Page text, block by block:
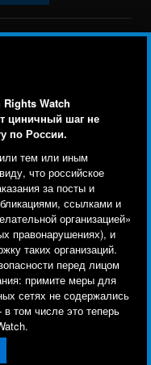
Rights Watch
циничный шаг не
по России.
тем или иным
что российское
за посты и
ссылками и
организацией»
правонарушениях), и
таких организаций.
перед лицом
примите меры для
сетях не содержались
том числе это теперь
Карта сайта
34th Floor | New York,NY
registered in the US
кто посещает
с ним.
с этим.
для чего
изменить ваши